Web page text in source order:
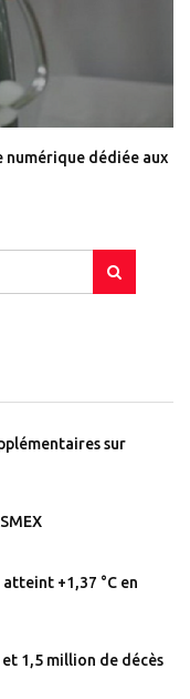
numérique dédiée aux
sur
+1,37 °C en
et 1,5 million de décès